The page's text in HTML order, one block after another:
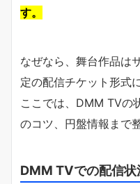
す。
なぜなら、舞台作品は
定の配信チケット形式
ここでは、DMM TVの
のコツ、円盤情報まで
DMM TVでの配信状